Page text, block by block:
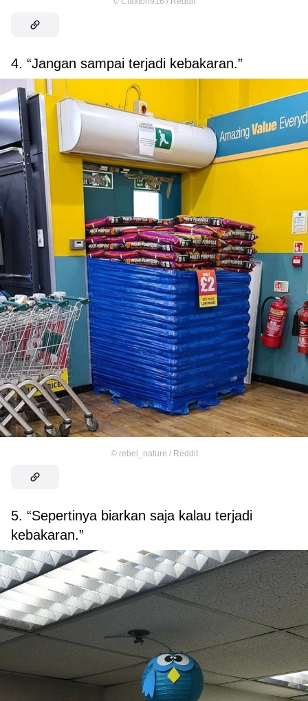
4. “Jangan sampai terjadi kebakaran.”
© rebel_nature / Reddit
5. “Sepertinya biarkan saja kalau terjadi
kebakaran.”